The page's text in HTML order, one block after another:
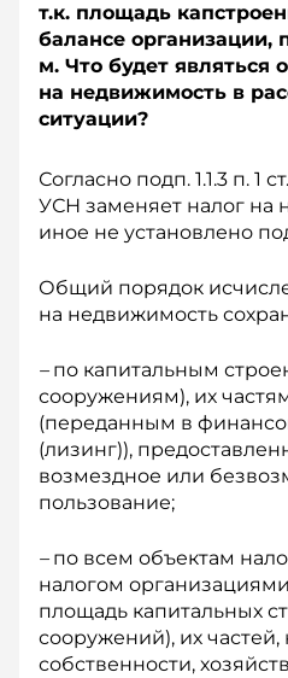
т.к. площадь
балансе организации,
м. Что будет являться
на недвижимость в
ситуации?
Согласно подп. 1.1.3 п. 1
УСН заменяет налог на
иное не установлено
Общий порядок
на недвижимость
–по капитальным
сооружениям), их
(переданным в
(лизинг)),
возмездное или
пользование;
–по всем объектам
налогом
площадь капитальных
сооружений), их
собственности,